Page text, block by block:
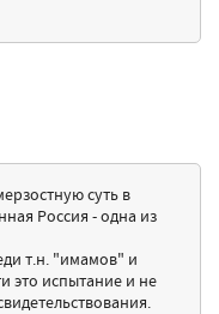
суть в
Россия - одна из
т.н. "имамов" и
это испытание и не